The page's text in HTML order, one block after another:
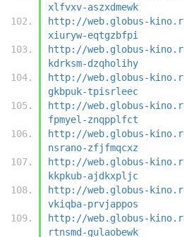
xlfvxv-aszxdmewk
http://web.globus-
xiuryw-eqtgzbfpi
http://web.globus-
kdrksm-dzqholihy
http://web.globus-
gkbpuk-tpisrleec
http://web.globus-
fpmyel-znqpplfct
http://web.globus-
nsrano-zfjfmqcxz
http://web.globus-
kkpkub-ajdkxpljc
http://web.globus-
vkiqba-prvjappos
http://web.globus-
rtnsmd-gulaobewk